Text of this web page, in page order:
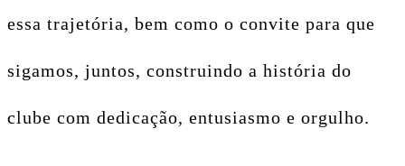
essa trajetória, bem como o convite para que
sigamos, juntos, construindo a história do
clube com dedicação, entusiasmo e orgulho.